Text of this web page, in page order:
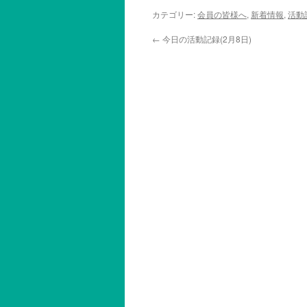
カテゴリー:会員の皆様へ, 新着情報, 活動
← 今日の活動記録(2月8日)